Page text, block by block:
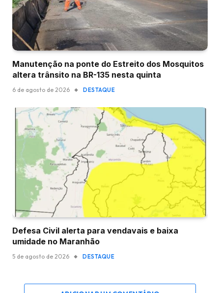
Manutenção na ponte do Estreito dos Mosquitos
altera trânsito na BR-135 nesta quinta
6 de agosto de 2026 DESTAQUE
Defesa Civil alerta para vendavais e baixa
umidade no Maranhão
5 de agosto de 2026 DESTAQUE